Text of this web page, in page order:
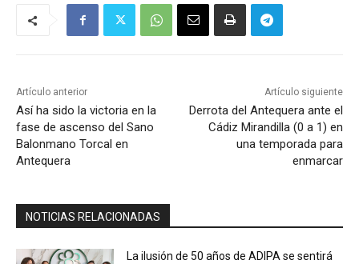
Artículo anterior
Así ha sido la victoria en la
fase de ascenso del Sano
Balonmano Torcal en
Antequera
Artículo siguiente
Derrota del Antequera ante el
Cádiz Mirandilla (0 a 1) en
una temporada para
enmarcar
NOTICIAS RELACIONADAS
La ilusión de 50 años de ADIPA se sentirá